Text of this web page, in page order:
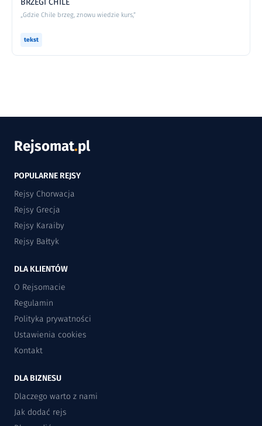
BRZEGI CHILE
„Gdzie Chile brzeg, znowu wiedzie kurs,”
tekst
Rejsomat.pl
POPULARNE REJSY
Rejsy Chorwacja
Rejsy Grecja
Rejsy Karaiby
Rejsy Bałtyk
DLA KLIENTÓW
O Rejsomacie
Regulamin
Polityka prywatności
Ustawienia cookies
Kontakt
DLA BIZNESU
Dlaczego warto z nami
Jak dodać rejs